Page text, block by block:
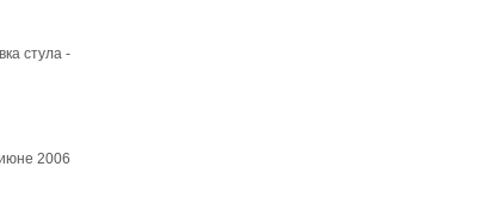
стула -
2006